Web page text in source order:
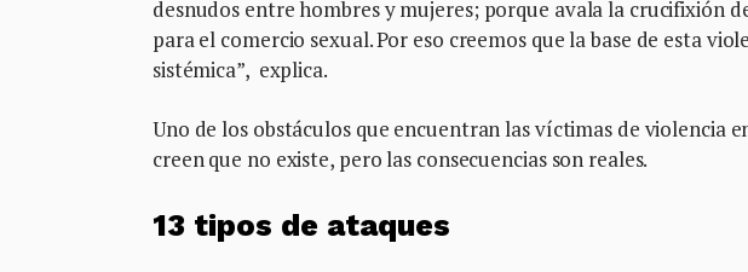
desnudos entre hombres y mujeres; porque avala la crucifixión
para el comercio sexual. Por eso creemos que la base de esta
sistémica”, explica.
Uno de los obstáculos que encuentran las víctimas de violencia
creen que no existe, pero las consecuencias son reales.
13 tipos de ataques